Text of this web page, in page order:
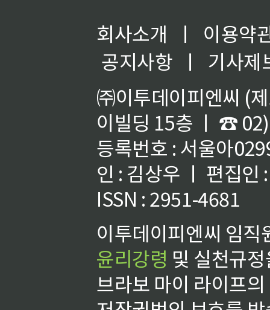
회사소개 ㅣ
이용약
공지사항
ㅣ
기사제
㈜이투데이피엔씨 (
이빌딩 15층 ㅣ ☎
등록번호 : 서울아
인 : 김상우 ㅣ 편집인
ISSN : 2951-4681
이투데이피엔씨 임
윤리강령 및 실천규
브라보 마이 라이프